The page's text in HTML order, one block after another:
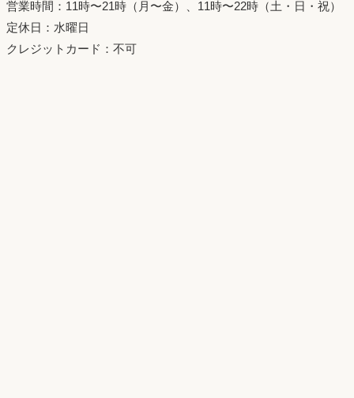
営業時間：11時〜21時（月〜金）、11時〜22時（土・日・祝）
定休日：水曜日
クレジットカード：不可